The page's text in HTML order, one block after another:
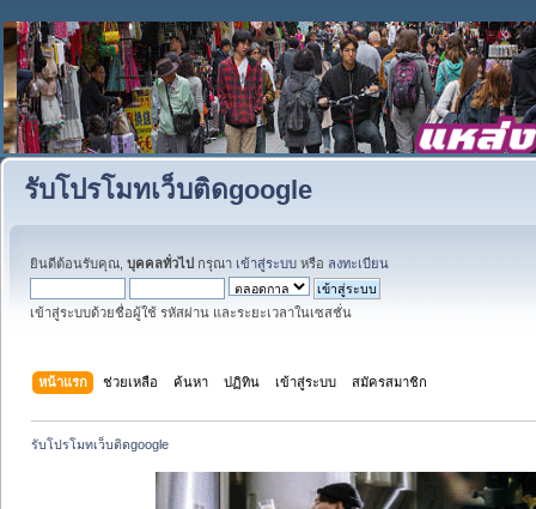
รับโปรโมทเว็บติดgoogle
ยินดีต้อนรับคุณ, บุคคลทั่วไป กรุณา เข้าสู่ระบบ หรือ ลงทะเบียน
เข้าสู่ระบบด้วยชื่อผู้ใช้ รหัสผ่าน และระยะเวลาในเซสชั่น
หน้าแรก ช่วยเหลือ ค้นหา ปฏิทิน เข้าสู่ระบบ สมัครสมาชิก
รับโปรโมทเว็บติดgoogle